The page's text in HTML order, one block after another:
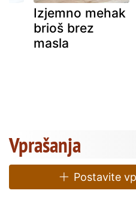
Izjemno mehak
brioš brez
masla
Vprašanja
Postavite